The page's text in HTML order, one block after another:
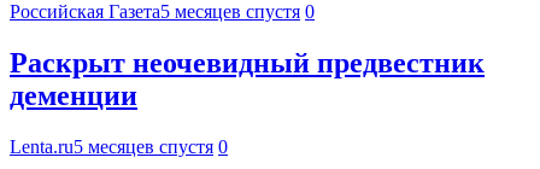
Российская Газета5 месяцев спустя 0
Раскрыт неочевидный предвестник
деменции
Lenta.ru5 месяцев спустя 0